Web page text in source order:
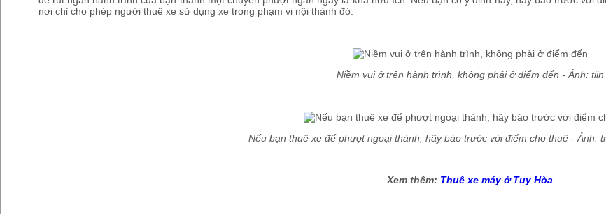
nơi chỉ cho phép người thuê xe sử dụng xe trong phạm vi nội thành đó.
Niềm vui ở trên hành trình, không phải ở điểm đến - Ảnh: tiin
Nếu bạn thuê xe để phượt ngoại thành, hãy báo trước với điểm cho thuê - Ảnh:
Xem thêm: Thuê xe máy ở Tuy Hòa